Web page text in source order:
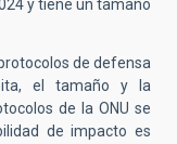
y tiene un tamaño
de defensa
el tamaño y la
de la ONU se
de impacto es